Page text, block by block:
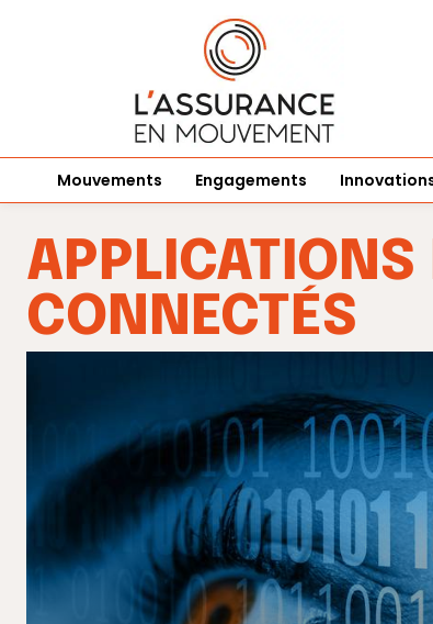
Mouvements Engagements
APPLICATIONS
CONNECTÉS